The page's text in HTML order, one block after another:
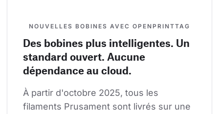
NOUVELLES BOBINES AVEC OPENPRINTTAG
Des bobines plus intelligentes. Un
standard ouvert. Aucune
dépendance au cloud.
À partir d'octobre 2025, tous les
filaments Prusament sont livrés sur une